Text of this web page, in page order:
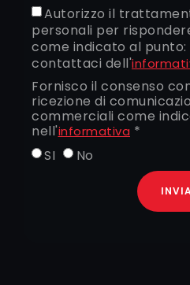
Autorizzo il
personali per
come indicato al punto:
contattaci dell'
Fornisco il consenso
ricezione di
commerciali come
nell'informativa *
SI
No